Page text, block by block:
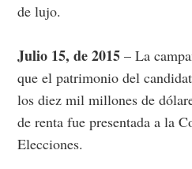
de lujo.
Julio 15, de 2015– La
que el patrimonio del
los diez mil millones de
de renta fue presentada a la
Elecciones.